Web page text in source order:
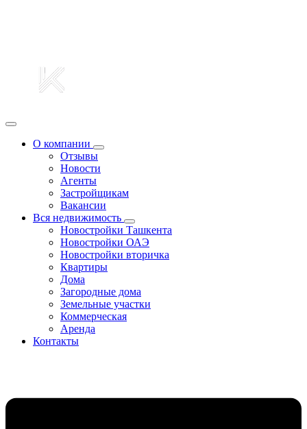
О компании
Отзывы
Новости
Агенты
Застройщикам
Вакансии
Вся недвижимость
Новостройки Ташкента
Новостройки ОАЭ
Новостройки вторичка
Квартиры
Дома
Загородные дома
Земельные участки
Коммерческая
Аренда
Контакты